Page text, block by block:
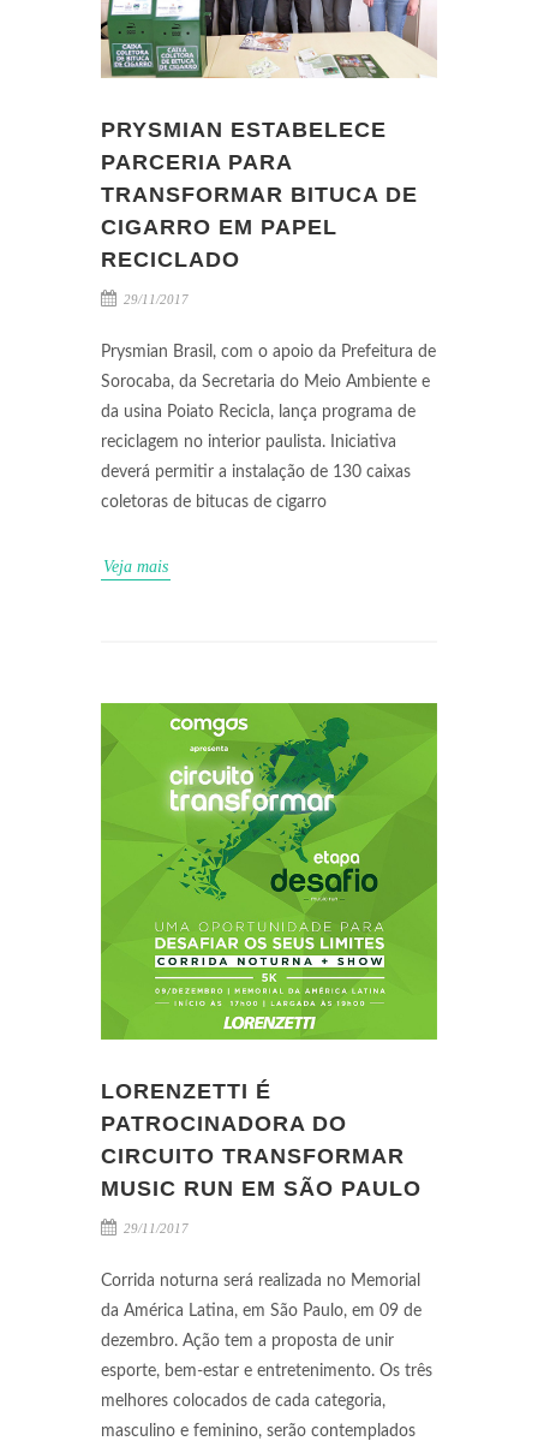
PRYSMIAN ESTABELECE
PARCERIA PARA
TRANSFORMAR BITUCA DE
CIGARRO EM PAPEL
RECICLADO
29/11/2017
Prysmian Brasil, com o apoio da Prefeitura de
Sorocaba, da Secretaria do Meio Ambiente e
da usina Poiato Recicla, lança programa de
reciclagem no interior paulista. Iniciativa
deverá permitir a instalação de 130 caixas
coletoras de bitucas de cigarro
Veja mais
LORENZETTI É
PATROCINADORA DO
CIRCUITO TRANSFORMAR
MUSIC RUN EM SÃO PAULO
29/11/2017
Corrida noturna será realizada no Memorial
da América Latina, em São Paulo, em 09 de
dezembro. Ação tem a proposta de unir
esporte, bem-estar e entretenimento. Os três
melhores colocados de cada categoria,
masculino e feminino, serão contemplados